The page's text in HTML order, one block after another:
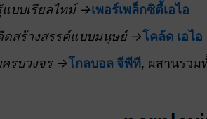
บบเรียลไทม์ →เพอร์เพล็กซิตี้เอไอ
สร้างสรรค์แบบมนุษย์ →โคล้ด เอไอ
รบวงจร →โกลบอล จีพีที, ผสานรวม